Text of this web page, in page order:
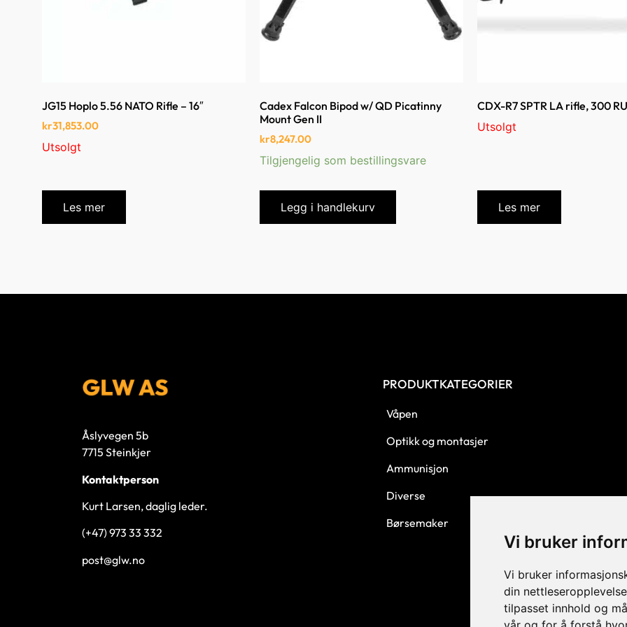
Vi bruker
Vi bruker
din
tilpasset innhold og
JG15 Hoplo 5.56 NATO Rifle – 16″
kr31,853.00
Utsolgt
Les mer
Cadex Falcon Bipod w/ QD Picatinny
Mount Gen II
kr8,247.00
Tilgjengelig som bestillingsvare
Legg i handlekurv
CDX-R7 SPTR LA rifle, 300
Utsolgt
Les mer
Åslyvegen 5b
7715 Steinkjer
Kontaktperson
Kurt Larsen, daglig leder.
(+47) 973 33 332
post@glw.no
PRODUKTKATEGORIER
Våpen
Optikk og montasjer
Ammunisjon
Diverse
Børsemaker